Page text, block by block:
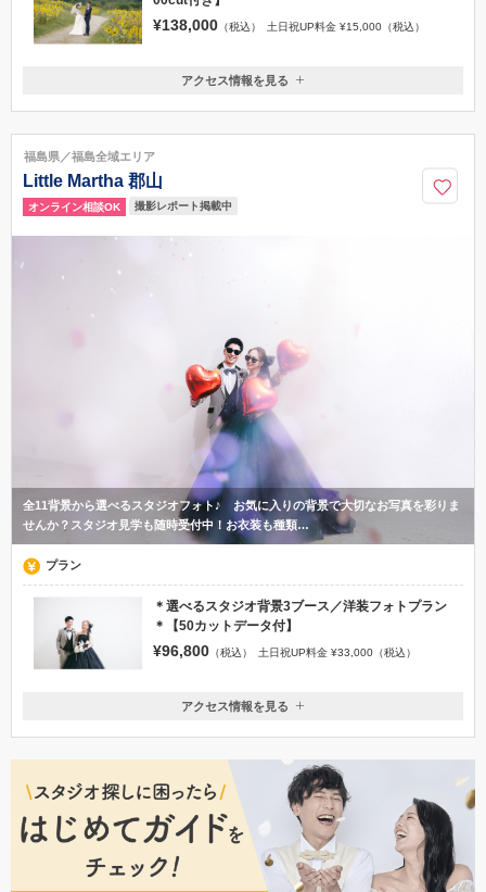
¥138,000 （税込） 土日祝UP料金 ¥15,000（税込）
福島県会津若松市神指町橋本32
0242-22-1100
アクセス情報を見る
福島県／福島全域エリア
Little Martha 郡山
オンライン相談OK 撮影レポート掲載中
全11背景から選べるスタジオフォト♪ お気に入りの背景で大切なお写真を彩りま
せんか？スタジオ見学も随時受付中！お衣装も種類…
プラン
＊選べるスタジオ背景3ブース／洋装フォトプラン
＊【50カットデータ付】
¥96,800 （税込） 土日祝UP料金 ¥33,000（税込）
福島県郡山市山根町8-7 ベルヴィ郡山館本館3階
080-6106-9972
アクセス情報を見る